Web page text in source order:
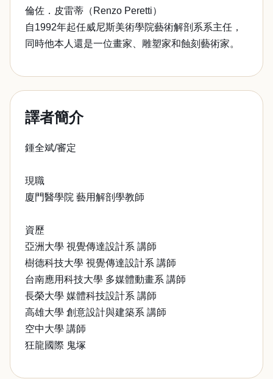
倫佐．皮雷蒂（Renzo Peretti）
自1992年起任威尼斯美術學院藝術解剖系系主任，
同時他本人還是一位畫家、雕塑家和蝕刻藝術家。
譯者簡介
鍾全斌/審定
現職
廈門醫學院 藝用解剖學教師
資歷
亞洲大學 視覺傳達設計系 講師
樹德科技大學 視覺傳達設計系 講師
台南應用科技大學 多媒體動畫系 講師
長榮大學 媒體科技設計系 講師
高雄大學 創意設計與建築系 講師
空中大學 講師
狂龍國際 鬼塚